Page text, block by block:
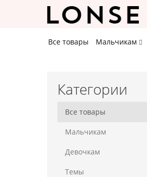
Все товары Мальчикам
Категории
Все товары
Мальчикам
Девочкам
Темы